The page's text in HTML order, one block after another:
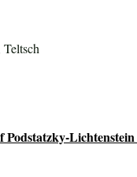
Lichtenstein